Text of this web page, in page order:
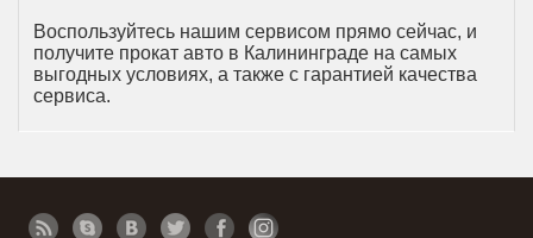
Воспользуйтесь нашим сервисом прямо сейчас, и
получите прокат авто в Калининграде на самых
выгодных условиях, а также с гарантией качества
сервиса.